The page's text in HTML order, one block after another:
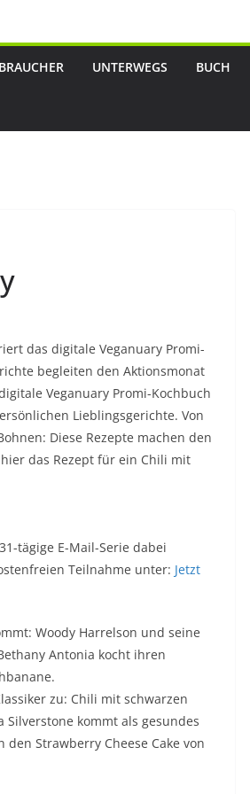
UNTERWEGS BUCH
das digitale Veganuary Promi-
begleiten den Aktionsmonat
Veganuary Promi-Kochbuch
Lieblingsgerichte. Von
Diese Rezepte machen den
das Rezept für ein Chili mit
tägige E-Mail-Serie dabei
Teilnahme unter: Jetzt
Woody Harrelson und seine
Antonia kocht ihren
zu: Chili mit schwarzen
Silverstone kommt als gesundes
Strawberry Cheese Cake von